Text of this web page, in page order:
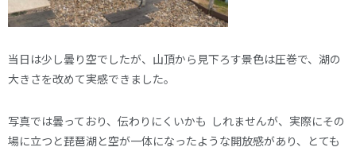
当日は少し曇り空でしたが、山頂から見下ろす景色は圧巻で、湖の
大きさを改めて実感できました。
写真では曇っており、伝わりにくいかも しれませんが、実際にその
場に立つと琵琶湖と空が一体になったような開放感があり、とても